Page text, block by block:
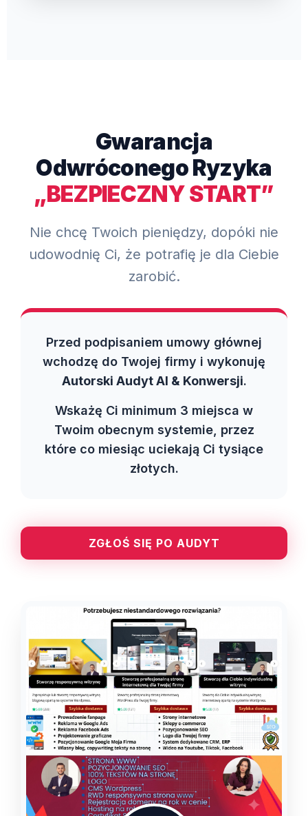
Gwarancja
Odwróconego Ryzyka
„BEZPIECZNY START”
Nie chcę Twoich pieniędzy, dopóki nie
udowodnię Ci, że potrafię je dla Ciebie
zarobić.
Przed podpisaniem umowy głównej
wchodzę do Twojej firmy i wykonuję
Autorski Audyt AI & Konwersji.
Wskażę Ci minimum 3 miejsca w
Twoim obecnym systemie, przez
które co miesiąc uciekają Ci tysiące
złotych.
ZGŁOŚ SIĘ PO AUDYT